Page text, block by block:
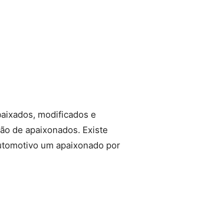
modificados e
de apaixonados. Existe
um apaixonado por